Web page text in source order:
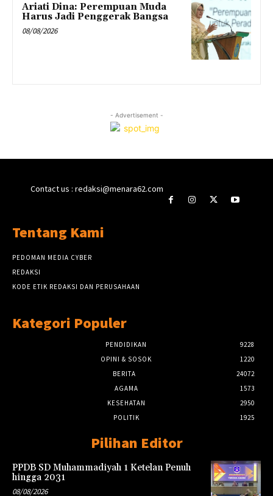
Ariati Dina: Perempuan Muda
Harus Jadi Penggerak Bangsa
08/08/2026
- Advertisement -
Contact us : redaksi@menara62.com
Tentang Kami
PEDOMAN MEDIA CYBER
REDAKSI
KODE ETIK REDAKSI DAN PERUSAHAAN
Kategori Populer
PENDIDIKAN
9228
OPINI & SOSOK
1220
BERITA
24072
AGAMA
1573
KESEHATAN
2950
POLITIK
1925
Pilihan Editor
PPDB SD Muhammadiyah 1 Ketelan Penuh
hingga 2031
08/08/2026